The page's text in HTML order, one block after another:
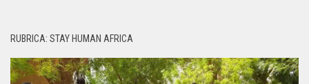
RUBRICA: STAY HUMAN AFRICA